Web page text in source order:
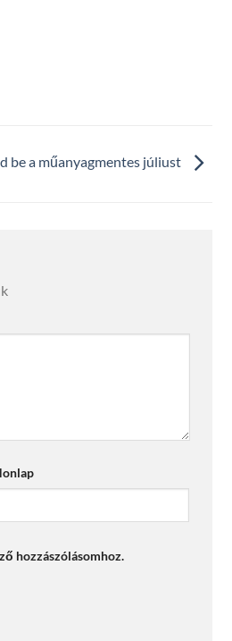
be a műanyagmentes júliust
hozzászólásomhoz.